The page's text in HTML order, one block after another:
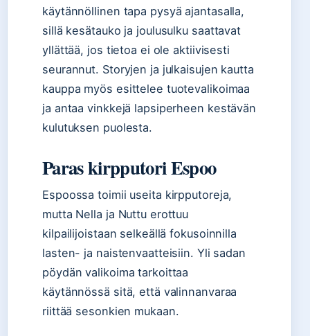
käytännöllinen tapa pysyä ajantasalla,
sillä kesätauko ja joulusulku saattavat
yllättää, jos tietoa ei ole aktiivisesti
seurannut. Storyjen ja julkaisujen kautta
kauppa myös esittelee tuotevalikoimaa
ja antaa vinkkejä lapsiperheen kestävän
kulutuksen puolesta.
Paras kirpputori Espoo
Espoossa toimii useita kirpputoreja,
mutta Nella ja Nuttu erottuu
kilpailijoistaan selkeällä fokusoinnilla
lasten- ja naistenvaatteisiin. Yli sadan
pöydän valikoima tarkoittaa
käytännössä sitä, että valinnanvaraa
riittää sesonkien mukaan.